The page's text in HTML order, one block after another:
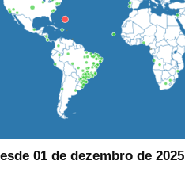
01 de dezembro de